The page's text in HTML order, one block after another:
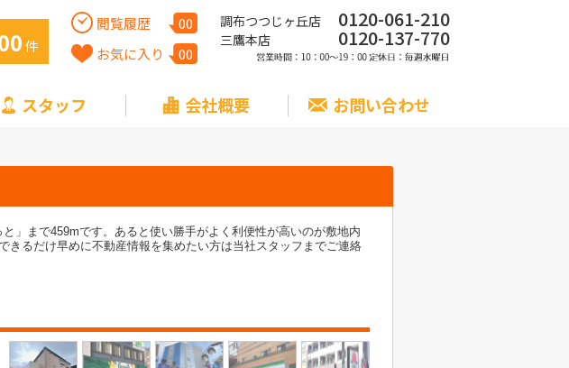
件
閲覧履歴
00
お気に入り
00
調布つつじヶ丘店 0120-061-210
三鷹本店 0120-137-770
スタッフ 会社概要 お問い合わせ
」まで459mです。あると使い勝手がよく利便性が高いのが敷地内
るだけ早めに不動産情報を集めたい方は当社スタッフまでご連絡